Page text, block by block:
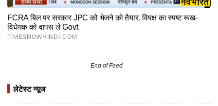
End of Feed
लेटेस्ट न्यूज